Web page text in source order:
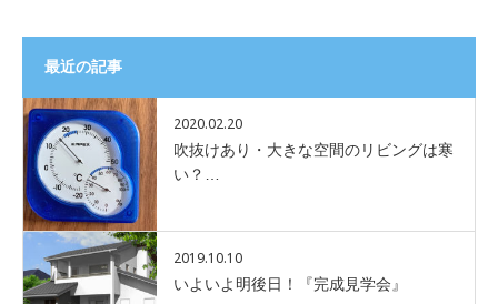
最近の記事
2020.02.20
吹抜けあり・大きな空間のリビングは寒
い？…
2019.10.10
いよいよ明後日！『完成見学会』